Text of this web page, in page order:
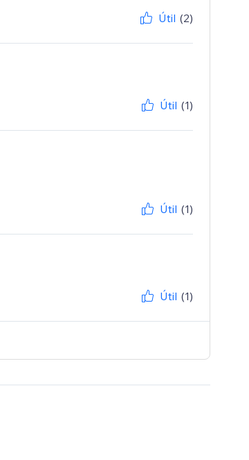
Útil (2)
Útil (1)
Útil (1)
Útil (1)